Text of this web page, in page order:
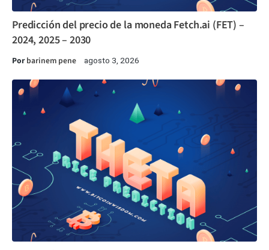
Predicción del precio de la moneda Fetch.ai (FET) –
2024, 2025 – 2030
Porbarinem pene agosto 3, 2026